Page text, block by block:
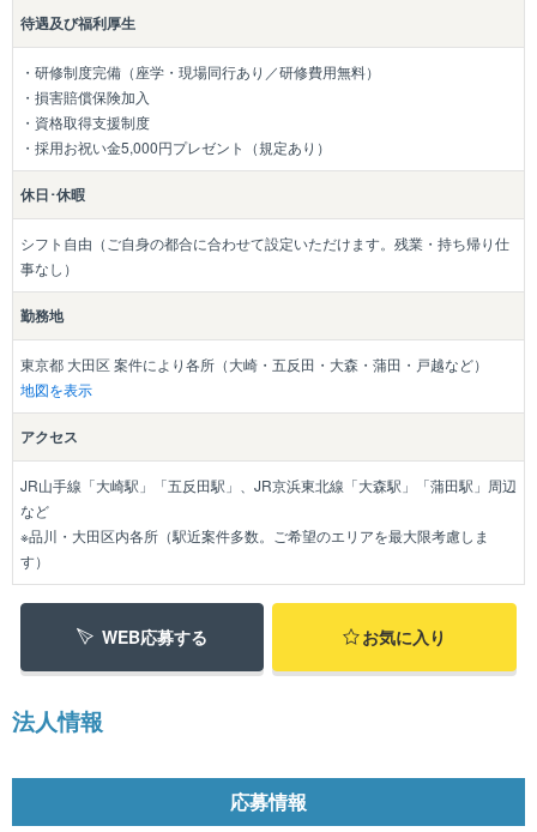
待遇及び福利厚生
・研修制度完備（座学・現場同行あり／研修費用無料）
・損害賠償保険加入
・資格取得支援制度
・採用お祝い金5,000円プレゼント（規定あり）
休日･休暇
シフト自由（ご自身の都合に合わせて設定いただけます。残業・持ち帰り仕
事なし）
勤務地
東京都 大田区 案件により各所（大崎・五反田・大森・蒲田・戸越など）
地図を表示
アクセス
JR山手線「大崎駅」「五反田駅」、JR京浜東北線「大森駅」「蒲田駅」周辺
など
※品川・大田区内各所（駅近案件多数。ご希望のエリアを最大限考慮しま
す）
WEB応募する お気に入り
法人情報
応募情報